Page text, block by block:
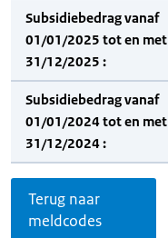
Subsidiebedrag vanaf
01/01/2025 tot en met
31/12/2025 :
Subsidiebedrag vanaf
01/01/2024 tot en met
31/12/2024 :
Terug naar
meldcodes